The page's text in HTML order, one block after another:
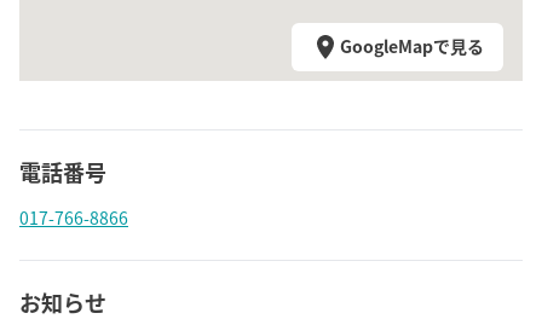
GoogleMapで見る
電話番号
017-766-8866
お知らせ